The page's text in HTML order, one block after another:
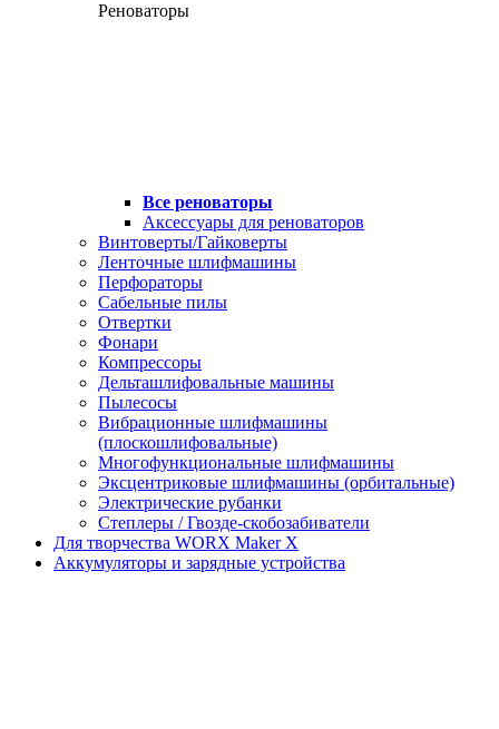
Реноваторы
Все реноваторы
Аксессуары для реноваторов
Винтоверты/Гайковерты
Ленточные шлифмашины
Перфораторы
Сабельные пилы
Отвертки
Фонари
Компрессоры
Дельташлифовальные машины
Пылесосы
Вибрационные шлифмашины
(плоскошлифовальные)
Многофункциональные шлифмашины
Эксцентриковые шлифмашины (орбитальные)
Электрические рубанки
Степлеры / Гвозде-скобозабиватели
Для творчества WORX Maker X
Аккумуляторы и зарядные устройства